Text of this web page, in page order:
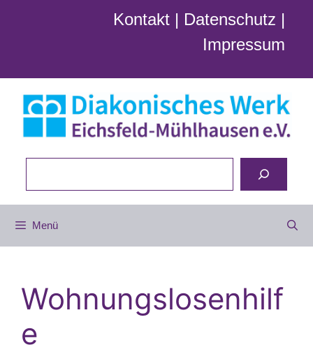
Kontakt | Datenschutz |
Impressum
Menü
Wohnungslosenhilf
e